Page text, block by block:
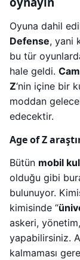
Oyuna dahil
Defense, yani
bu tür
hale geldi.
Z‘nin içine bir
moddan
edecektir.
Age of Z
Bütün mobil
olduğu gibi
bulunuyor.
kimisinde “
askeri,
yapabilirsiniz.
kalmaması